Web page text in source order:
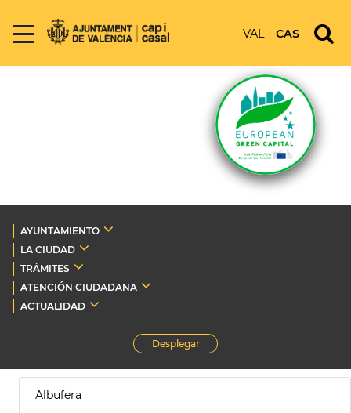
VAL CAS
AYUNTAMIENTO
LA CIUDAD
TRÁMITES
ATENCIÓN CIUDADANA
ACTUALIDAD
Desplegar
Albufera